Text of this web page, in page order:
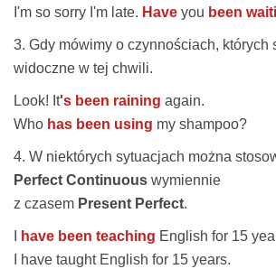
I'm so sorry I'm late. Have you been
3. Gdy mówimy o czynnościach, których
widoczne w tej chwili.
Look! It's been raining again.
Who has been using my shampoo?
4. W niektórych sytuacjach można
Perfect Continuous wymiennie
z czasem Present Perfect.
have been teaching English for 15
have taught English for 15 years.